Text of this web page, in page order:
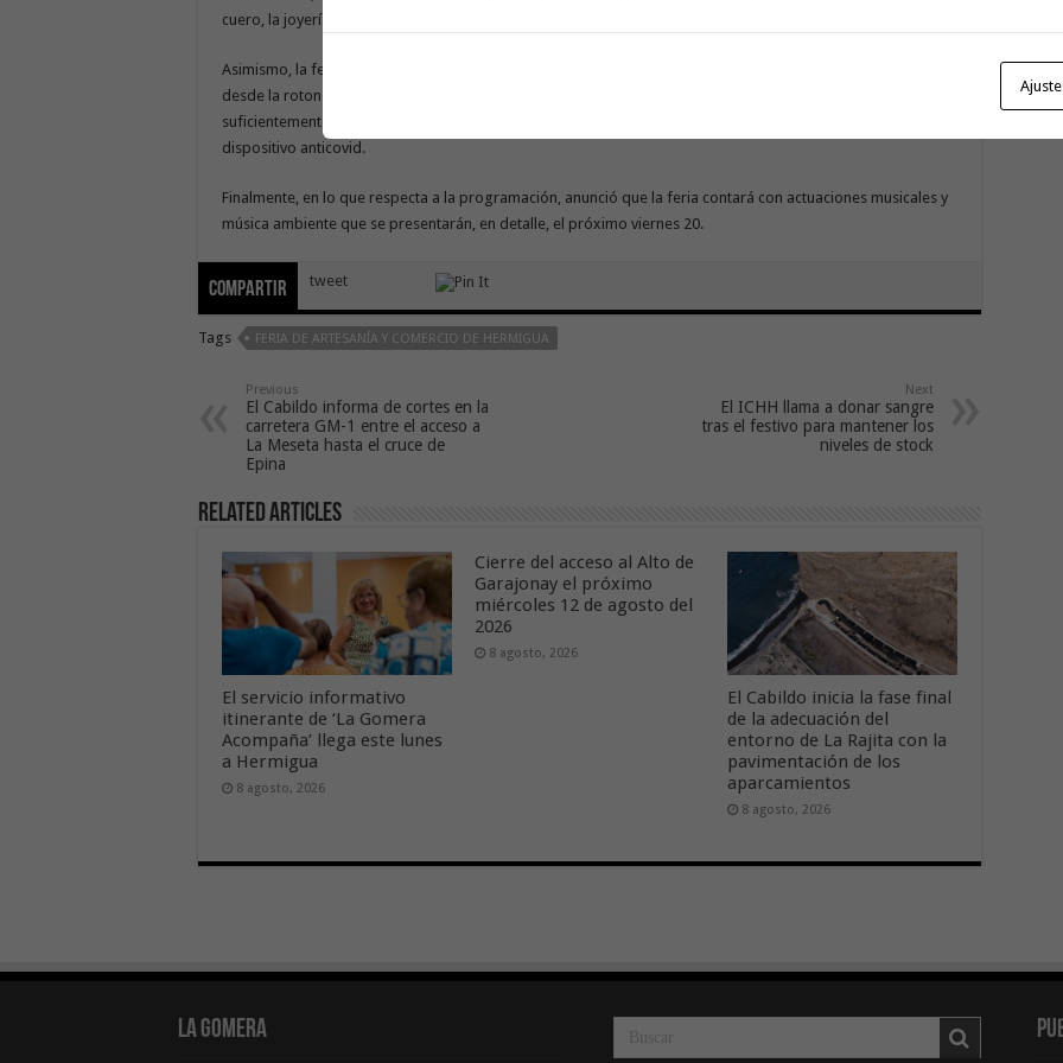
cuero, la joyería o traperas.
Asimismo, la feria estará abierta de 10.30 horas a 21.00 horas, situándose, como viene siendo habitual,
desde la rotonda de la cooperativa hasta las inmediaciones de la Iglesia de La Encarnación. Un espacio lo
suficientemente amplio como para garantizar el conjunto de medidas de seguridad implementadas en el
dispositivo anticovid.
Finalmente, en lo que respecta a la programación, anunció que la feria contará con actuaciones musicales y
música ambiente que se presentarán, en detalle, el próximo viernes 20.
Compartir tweet
Tags FERIA DE ARTESANÍA Y COMERCIO DE HERMIGUA
Previous
El Cabildo informa de cortes en la
carretera GM-1 entre el acceso a
La Meseta hasta el cruce de
Epina
Next
El ICHH llama a donar sangre
tras el festivo para mantener los
niveles de stock
Related Articles
El servicio informativo
itinerante de ‘La Gomera
Acompaña’ llega este lunes
a Hermigua
8 agosto, 2026
Cierre del acceso al Alto de
Garajonay el próximo
miércoles 12 de agosto del
2026
8 agosto, 2026
El Cabildo inicia la fase final
de la adecuación del
entorno de La Rajita con la
pavimentación de los
aparcamientos
8 agosto, 2026
La Gomera